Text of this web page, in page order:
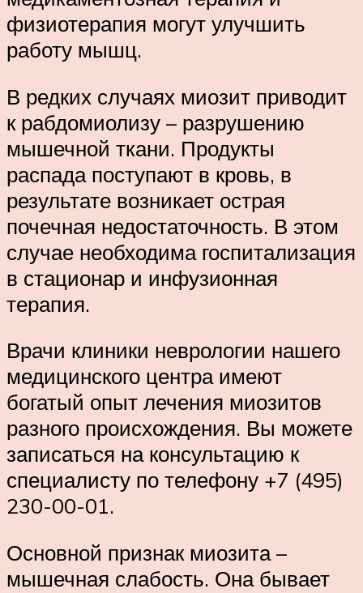
физиотерапия могут улучшить
работу мышц.
В редких случаях миозит приводит
к рабдомиолизу – разрушению
мышечной ткани. Продукты
распада поступают в кровь, в
результате возникает острая
почечная недостаточность. В этом
случае необходима госпитализация
в стационар и инфузионная
терапия.
Врачи клиники неврологии нашего
медицинского центра имеют
богатый опыт лечения миозитов
разного происхождения. Вы можете
записаться на консультацию к
специалисту по телефону +7 (495)
230-00-01.
Основной признак миозита –
мышечная слабость. Она бывает